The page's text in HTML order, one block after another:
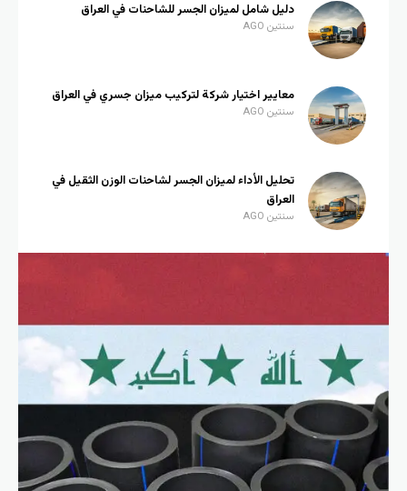
دليل شامل لميزان الجسر للشاحنات في العراق
سنتين AGO
معايير اختيار شركة لتركيب ميزان جسري في العراق
سنتين AGO
تحليل الأداء لميزان الجسر لشاحنات الوزن الثقيل في
العراق
سنتين AGO